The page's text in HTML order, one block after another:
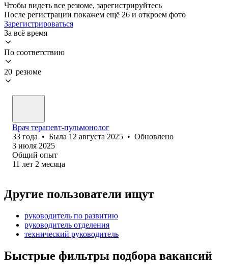
Чтобы видеть все резюме, зарегистрируйтесь
После регистрации покажем ещё 26 и откроем фото
Зарегистрироваться
За всё время
По соответствию
20 резюме
Врач терапевт-пульмонолог
33 года • Была 12 августа 2025 • Обновлено
3 июля 2025
Общий опыт
11 лет 2 месяца
Другие пользователи ищут
руководитель по развитию
руководитель отделения
технический руководитель
Быстрые фильтры подбора вакансий